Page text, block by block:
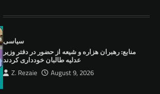
سیاسی
منابع: رهبران هزاره و شیعه از حضور در دفتر وزیر
عدلیه طالبان خودداری کردند
Z. Rezaie August 9, 2026